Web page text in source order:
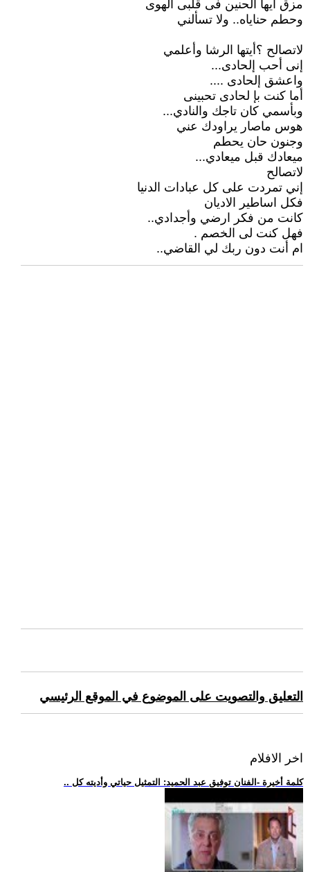
مزق أيها الحنين فى قلبى الهوى
وحطم حناياه.. ولا تسألني
لاتصالح ؟أيتها الرشا وأعلمي
إنى أحب إلحادى...
واعشق إلحادى ....
أما كنت بإ لحادى تحبينى
وبأسمي كان تاجك والنادي...
هوس ماصار يراودك عني
وجنون حان يحطم
ميعادك قبل ميعادي...
لاتصالح
إني تمردت على كل عبادات الدنيا
فكل اساطير الاديان
كانت من فكر ارضي وأجدادي..
فهل كنت لى الخصم .
ام أنت دون ربك لي القاضي..
التعليق والتصويت على الموضوع في الموقع الرئيسي
اخر الافلام
.. كلمة أخيرة -الفنان توفيق عبد الحميد: التمثيل حياتي وأديته كل